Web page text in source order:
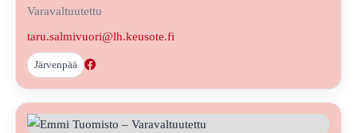
Varavaltuutettu
taru.salmivuori@lh.keusote.fi
Järvenpää